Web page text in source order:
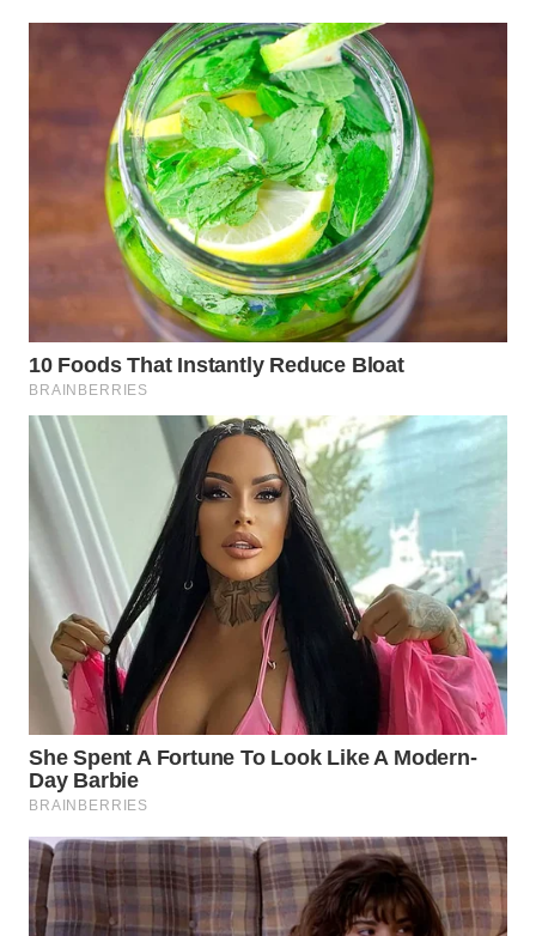
WN
WN
DEPOK
TAPANULI
SAMOSIR
WN
PADANG
LAWAS
WN
SUMEDANG
CIANJUR
WN
KEPULAUAN
SERIBU
WN
WN
BINJAI